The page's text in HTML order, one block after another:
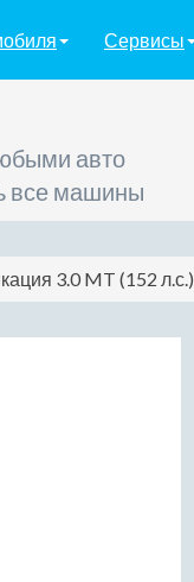
Сервисы
авто
все машины
3.0 MT (152 л.с.)